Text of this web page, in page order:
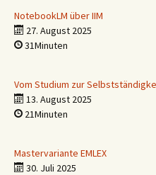
NotebookLM über IIM
27. August 2025
31Minuten
Vom Studium zur
13. August 2025
21Minuten
Mastervariante EMLEX
30. Juli 2025